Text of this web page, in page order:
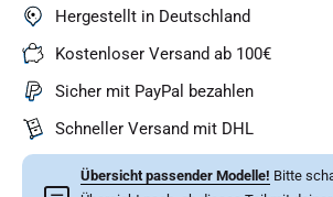
Hergestellt in Deutschland
Kostenloser Versand ab 100€
Sicher mit PayPal bezahlen
Schneller Versand mit DHL
Übersicht passender Modelle! Bitte